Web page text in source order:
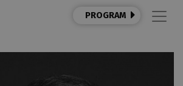
PROGRAM